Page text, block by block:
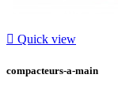
 Quick view
compacteurs-a-main